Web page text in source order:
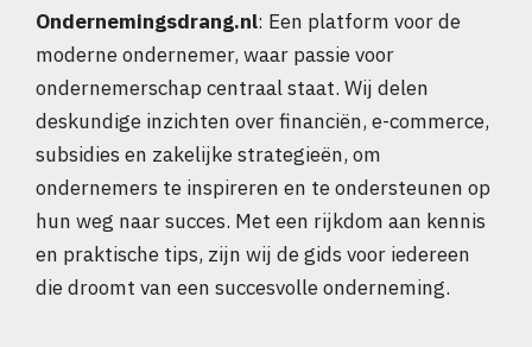
Ondernemingsdrang.nl: Een platform voor de
moderne ondernemer, waar passie voor
ondernemerschap centraal staat. Wij delen
deskundige inzichten over financiën, e-commerce,
subsidies en zakelijke strategieën, om
ondernemers te inspireren en te ondersteunen op
hun weg naar succes. Met een rijkdom aan kennis
en praktische tips, zijn wij de gids voor iedereen
die droomt van een succesvolle onderneming.